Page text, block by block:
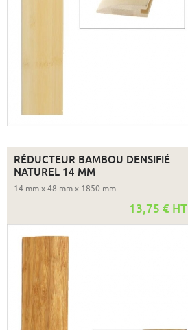
RÉDUCTEUR BAMBOU DENSIFIÉ
NATUREL 14 MM
14 mm x 48 mm x 1850 mm
13,75 € HT